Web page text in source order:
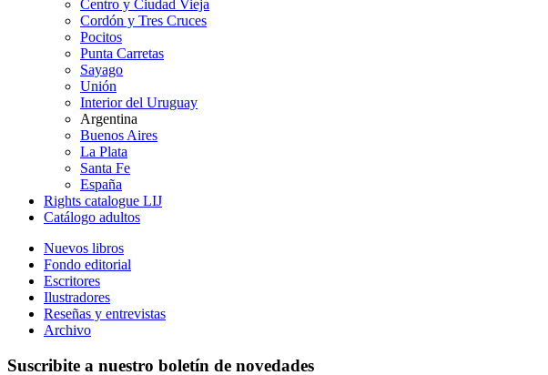
Centro y Ciudad Vieja
Cordón y Tres Cruces
Pocitos
Punta Carretas
Sayago
Unión
Interior del Uruguay
Argentina
Buenos Aires
La Plata
Santa Fe
España
Rights catalogue LIJ
Catálogo adultos
Nuevos libros
Fondo editorial
Escritores
Ilustradores
Reseñas y entrevistas
Archivo
Suscribite a nuestro boletín de novedades